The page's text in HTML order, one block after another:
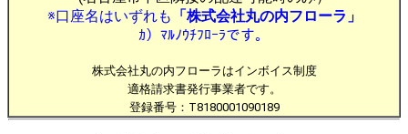
※口座名はいずれも 「株式会社丸の内フローラ」
ｶ）ﾏﾙﾉｳﾁﾌﾛｰﾗです。
株式会社丸の内フローラはインボイス制度
適格請求書発行事業者です。
登録番号：T8180001090189